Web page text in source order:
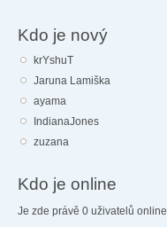
Kdo je nový
krYshuT
Jaruna Lamiška
ayama
IndianaJones
zuzana
Kdo je online
Je zde právě 0 uživatelů online.